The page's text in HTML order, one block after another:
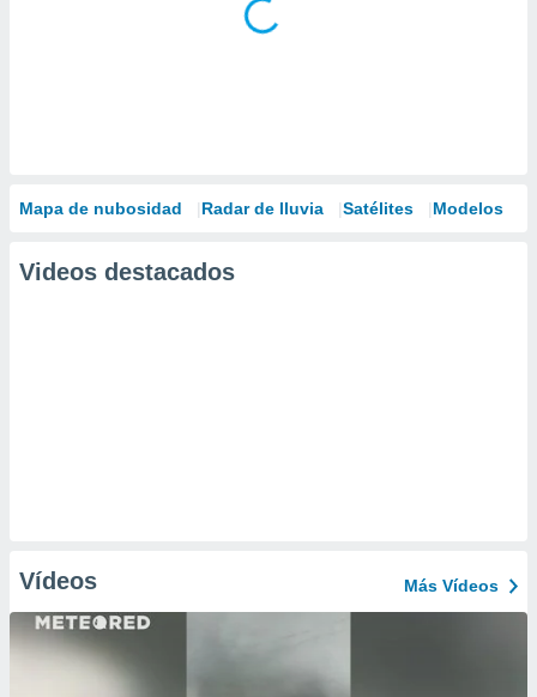
Mapa de nubosidad Radar de lluvia Satélites Modelos
Videos destacados
Vídeos Más Vídeos